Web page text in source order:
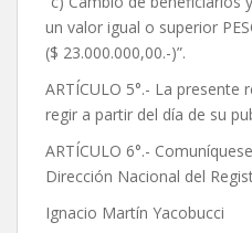
un valor igual o superior
($ 23.000.000,00.-)”.
ARTÍCULO 5°.- La presente
regir a partir del día de su
ARTÍCULO 6°.-
Dirección Nacional del
Ignacio Martín Yacobucci